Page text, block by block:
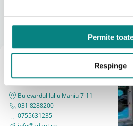
Permite toate
Respinge
functie de situatie.
Siguranta in utilizare
Suprafata antiderapanta
pentru scaunul rulant,
Constructia robusta permite
siguranta.
Aceste rampe sunt gandite
oferind stabilitate si incredere.
A vedea tot
Magazin
Bulevardul Iuliu Maniu 7-11
031 8288200
0755631235